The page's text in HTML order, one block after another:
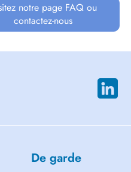
notre page FAQ ou
contactez-nous
De garde